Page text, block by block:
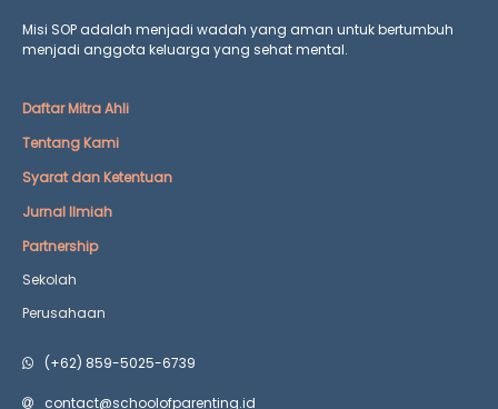
Misi SOP adalah menjadi wadah yang aman untuk bertumbuh
menjadi anggota keluarga yang sehat mental.
Daftar Mitra Ahli
Tentang Kami
Syarat dan Ketentuan
Jurnal Ilmiah
Partnership
Sekolah
Perusahaan
(+62) 859-5025-6739
contact@schoolofparenting.id